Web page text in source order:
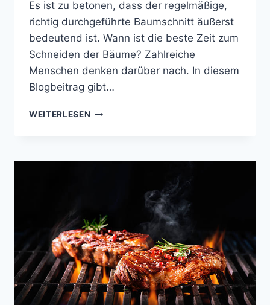
Es ist zu betonen, dass der regelmäßige,
richtig durchgeführte Baumschnitt äußerst
bedeutend ist. Wann ist die beste Zeit zum
Schneiden der Bäume? Zahlreiche
Menschen denken darüber nach. In diesem
Blogbeitrag gibt…
WEITERLESEN RICHTIGE